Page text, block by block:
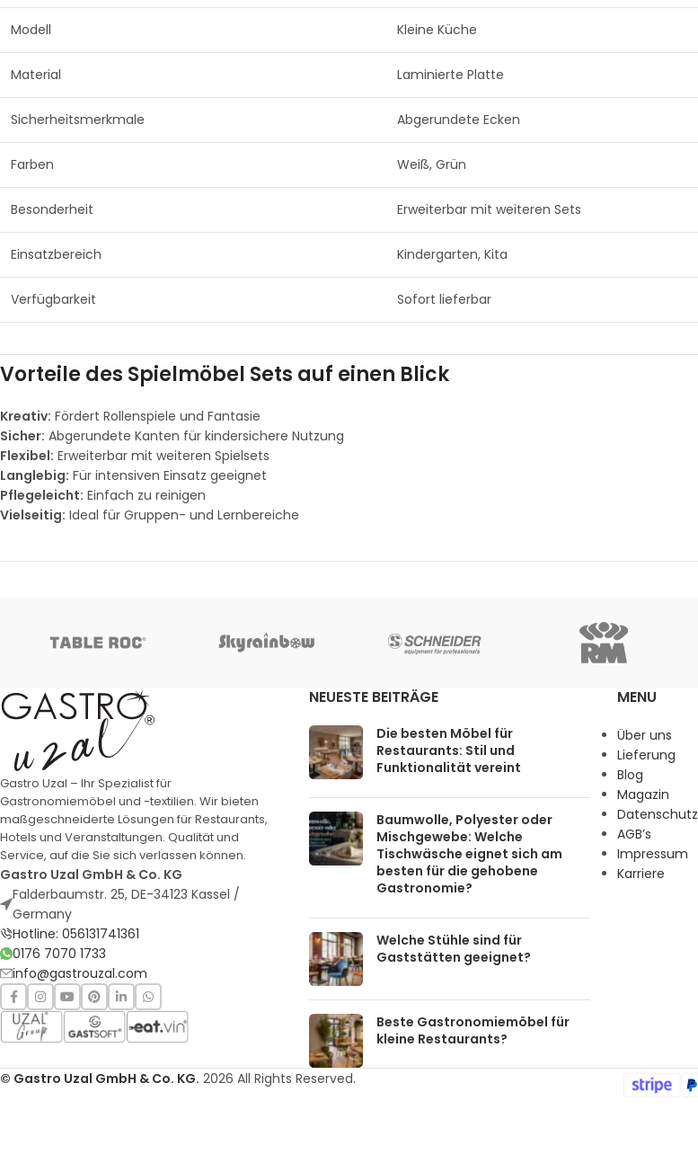
Modell Kleine Küche
Material Laminierte Platte
Sicherheitsmerkmale Abgerundete Ecken
Farben Weiß, Grün
Besonderheit Erweiterbar mit weiteren Sets
Einsatzbereich Kindergarten, Kita
Verfügbarkeit Sofort lieferbar
Vorteile des Spielmöbel Sets auf einen Blick
Kreativ: Fördert Rollenspiele und Fantasie
Sicher: Abgerundete Kanten für kindersichere Nutzung
Flexibel: Erweiterbar mit weiteren Spielsets
Langlebig: Für intensiven Einsatz geeignet
Pflegeleicht: Einfach zu reinigen
Vielseitig: Ideal für Gruppen- und Lernbereiche
Gastro Uzal – Ihr Spezialist für
Gastronomiemöbel und -textilien. Wir bieten
maßgeschneiderte Lösungen für Restaurants,
Hotels und Veranstaltungen. Qualität und
Service, auf die Sie sich verlassen können.
Gastro Uzal GmbH & Co. KG
Falderbaumstr. 25, DE-34123 Kassel /
Germany
Hotline: 056131741361
0176 7070 1733
info@gastrouzal.com
NEUESTE BEITRÄGE
Die besten Möbel für
Restaurants: Stil und
Funktionalität vereint
Baumwolle, Polyester oder
Mischgewebe: Welche
Tischwäsche eignet sich am
besten für die gehobene
Gastronomie?
Welche Stühle sind für
Gaststätten geeignet?
Beste Gastronomiemöbel für
kleine Restaurants?
MENU
Über uns
Lieferung
Blog
Magazin
Datenschutz
AGB’s
Impressum
Karriere
© Gastro Uzal GmbH & Co. KG. 2026 All Rights Reserved.